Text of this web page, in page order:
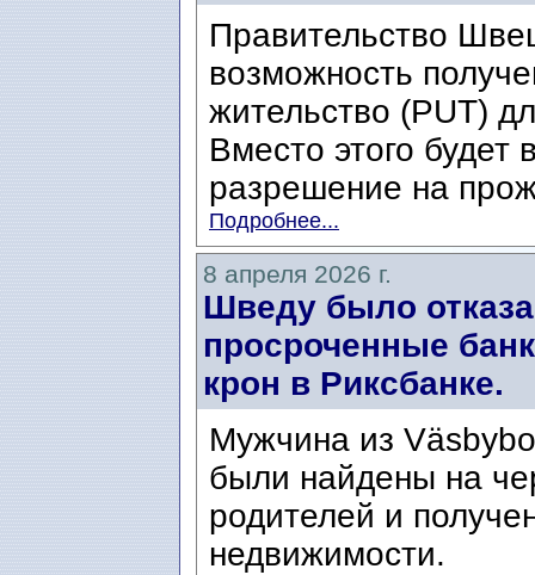
Правительство
возможность
жительство (PUT)
Вместо этого будет
разрешение на
Подробнее...
8 апреля 2026 г.
Шведу было
просроченные
крон в Риксбанке.
Мужчина из
были найдены на
родителей и
недвижимости.